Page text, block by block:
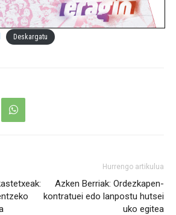
Deskargatu
Hurrengo artikulua
Azken Berriak: Ordezkapen-
kontratuei edo lanpostu hutsei
uko egitea